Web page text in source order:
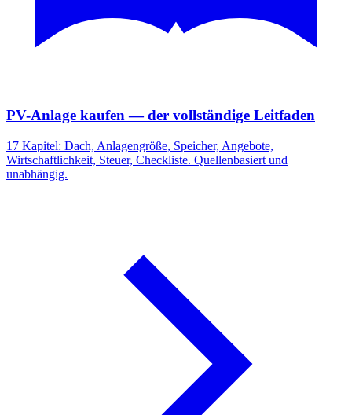
PV-Anlage kaufen — der vollständige Leitfaden
17 Kapitel: Dach, Anlagengröße, Speicher, Angebote,
Wirtschaftlichkeit, Steuer, Checkliste. Quellenbasiert und
unabhängig.